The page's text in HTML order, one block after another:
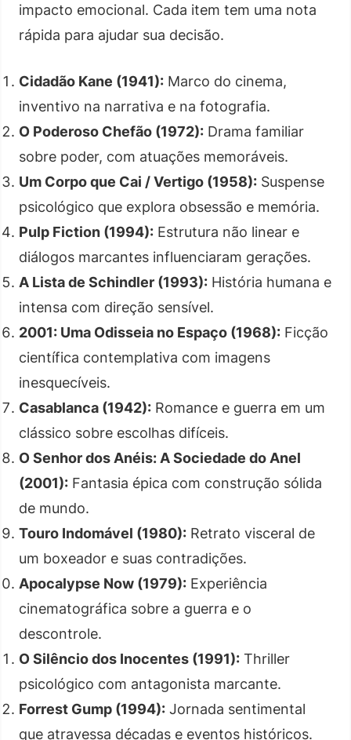
impacto emocional. Cada item tem uma nota
rápida para ajudar sua decisão.
Cidadão Kane (1941): Marco do cinema,
inventivo na narrativa e na fotografia.
O Poderoso Chefão (1972): Drama familiar
sobre poder, com atuações memoráveis.
Um Corpo que Cai / Vertigo (1958): Suspense
psicológico que explora obsessão e memória.
Pulp Fiction (1994): Estrutura não linear e
diálogos marcantes influenciaram gerações.
A Lista de Schindler (1993): História humana e
intensa com direção sensível.
2001: Uma Odisseia no Espaço (1968): Ficção
científica contemplativa com imagens
inesquecíveis.
Casablanca (1942): Romance e guerra em um
clássico sobre escolhas difíceis.
O Senhor dos Anéis: A Sociedade do Anel
(2001): Fantasia épica com construção sólida
de mundo.
Touro Indomável (1980): Retrato visceral de
um boxeador e suas contradições.
Apocalypse Now (1979): Experiência
cinematográfica sobre a guerra e o
descontrole.
O Silêncio dos Inocentes (1991): Thriller
psicológico com antagonista marcante.
Forrest Gump (1994): Jornada sentimental
que atravessa décadas e eventos históricos.